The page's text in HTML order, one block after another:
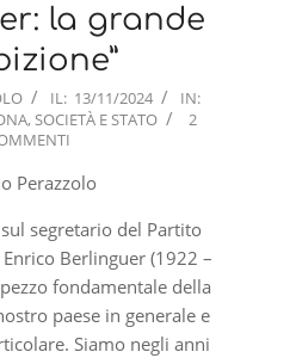
la grande
IL: 13/11/2024
IN:
, SOCIETÀ E STATO
2
Perazzolo
segretario del Partito
Berlinguer (1922 –
fondamentale della
paese in generale e
Siamo negli anni